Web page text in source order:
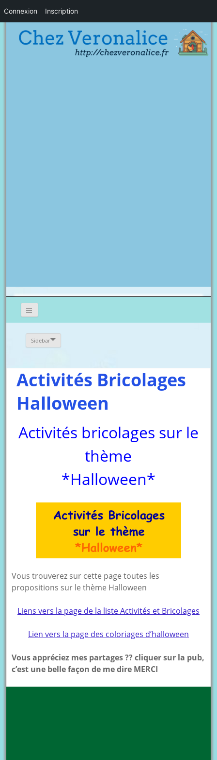
Sidebar
Activités Bricolages
Halloween
Activités bricolages sur le
thème
*Halloween*
Vous trouverez sur cette page toutes les
propositions sur le thème Halloween
Liens vers la page de la liste Activités et Bricolages
Lien vers la page des coloriages d’halloween
Vous appréciez mes partages ?? cliquer sur la pub,
c’est une belle façon de me dire MERCI
Connexion Inscription